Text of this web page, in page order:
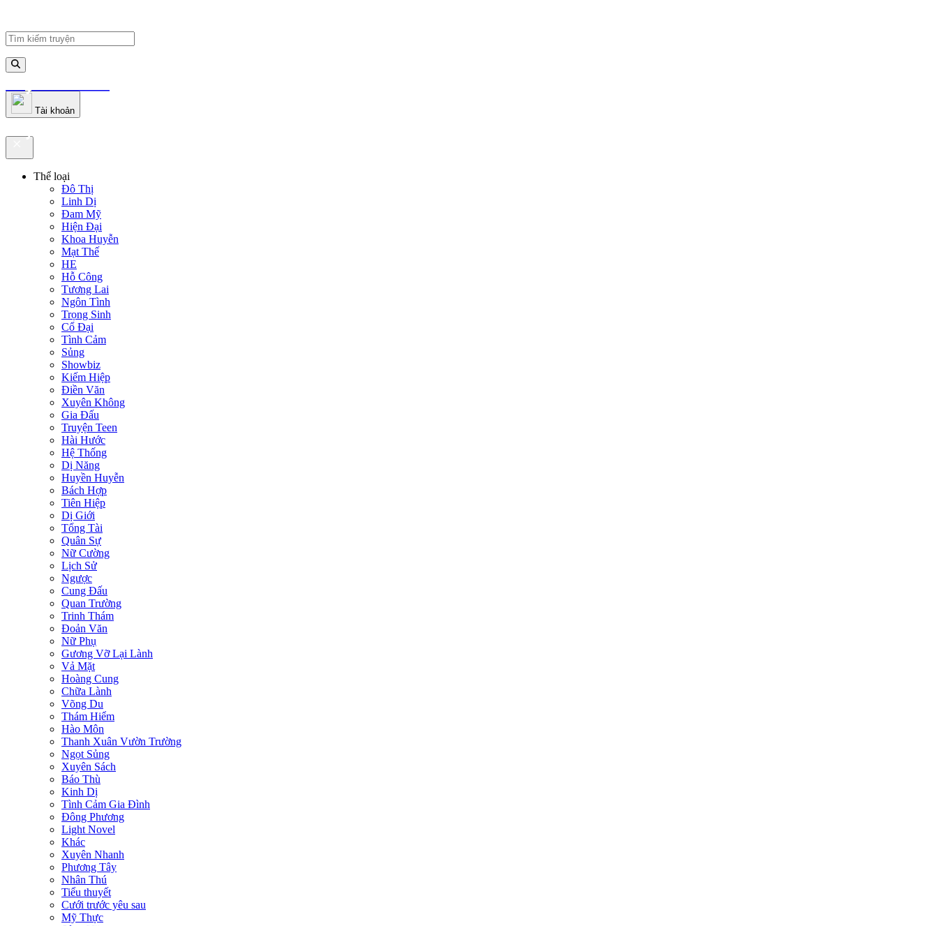
truyenfullz.com
Tài khoản
truyenfullz.com
Thể loại
Đô Thị
Linh Dị
Đam Mỹ
Hiện Đại
Khoa Huyễn
Mạt Thế
HE
Hỗ Công
Tương Lai
Ngôn Tình
Trọng Sinh
Cổ Đại
Tình Cảm
Sủng
Showbiz
Kiếm Hiệp
Điền Văn
Xuyên Không
Gia Đấu
Truyện Teen
Hài Hước
Hệ Thống
Dị Năng
Huyền Huyễn
Bách Hợp
Tiên Hiệp
Dị Giới
Tổng Tài
Quân Sự
Nữ Cường
Lịch Sử
Ngược
Cung Đấu
Quan Trường
Trinh Thám
Đoản Văn
Nữ Phụ
Gương Vỡ Lại Lành
Vả Mặt
Hoàng Cung
Chữa Lành
Võng Du
Thám Hiểm
Hào Môn
Thanh Xuân Vườn Trường
Ngọt Sủng
Xuyên Sách
Báo Thù
Kinh Dị
Tình Cảm Gia Đình
Đông Phương
Light Novel
Khác
Xuyên Nhanh
Phương Tây
Nhân Thú
Tiểu thuyết
Cưới trước yêu sau
Mỹ Thực